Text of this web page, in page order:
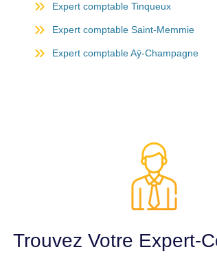
Expert comptable Tinqueux
Expert comptable Saint-Memmie
Expert comptable Aÿ-Champagne
Trouvez Votre Expert-